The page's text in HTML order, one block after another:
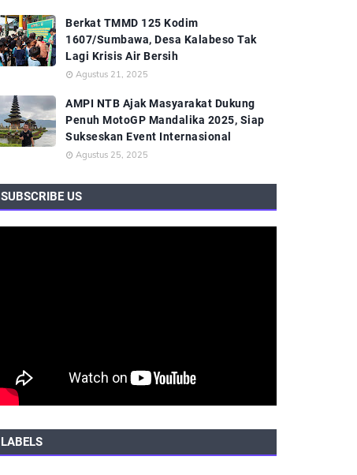
Berkat TMMD 125 Kodim
1607/Sumbawa, Desa Kalabeso Tak
Lagi Krisis Air Bersih
Agustus 21, 2025
AMPI NTB Ajak Masyarakat Dukung
Penuh MotoGP Mandalika 2025, Siap
Sukseskan Event Internasional
Agustus 25, 2025
SUBSCRIBE US
LABELS